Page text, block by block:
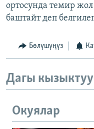
ортосунда темир
баштайт деп
Бөлүшүңүз
Дагы
Окуялар